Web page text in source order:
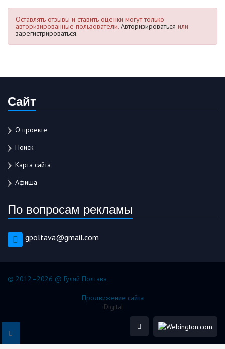
Оставлять отзывы и ставить оценки могут только
авторизированные пользователи. Авторизироваться или
зарегистрироваться.
Сайт
О проекте
Поиск
Карта сайта
Афиша
По вопросам рекламы
gpoltava@gmail.com
© 2012–2026 @ Гуляй Полтава
Продвижение сайта
iDigital